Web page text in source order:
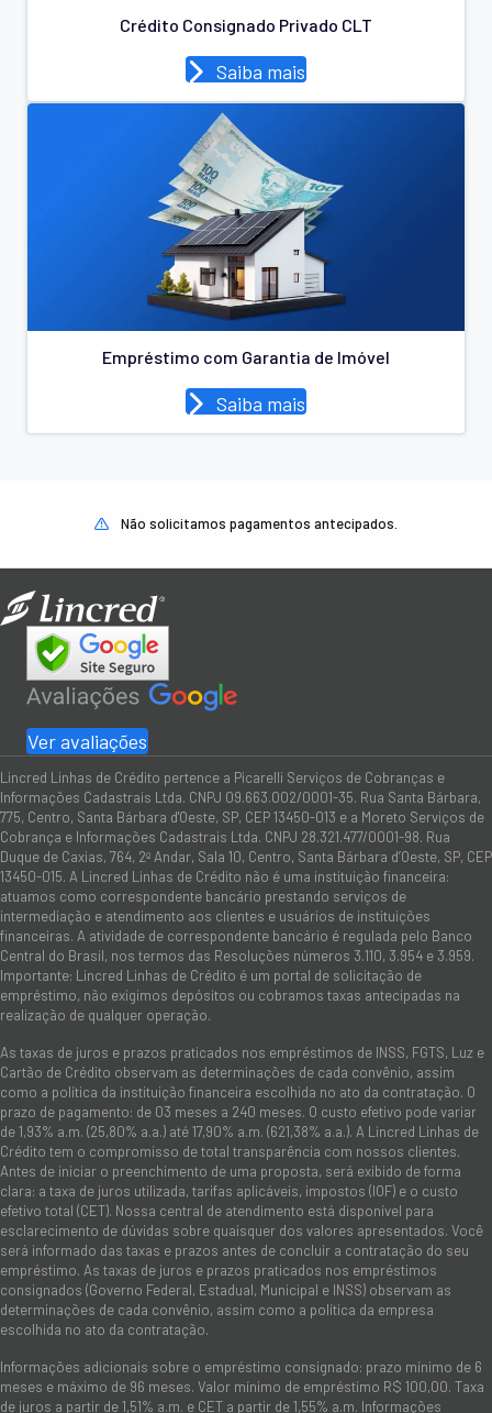
Crédito Consignado Privado CLT
Saiba mais
Empréstimo com Garantia de Imóvel
Saiba mais
Não solicitamos pagamentos antecipados.
Ver avaliações
Lincred Linhas de Crédito pertence a Picarelli Serviços de Cobranças e
Informações Cadastrais Ltda. CNPJ 09.663.002/0001-35. Rua Santa Bárbara,
775, Centro, Santa Bárbara d'Oeste, SP, CEP 13450-013 e a Moreto Serviços de
Cobrança e Informações Cadastrais Ltda. CNPJ 28.321.477/0001-98. Rua
Duque de Caxias, 764, 2º Andar, Sala 10, Centro, Santa Bárbara d’Oeste, SP, CEP
13450-015. A Lincred Linhas de Crédito não é uma instituição financeira:
atuamos como correspondente bancário prestando serviços de
intermediação e atendimento aos clientes e usuários de instituições
financeiras. A atividade de correspondente bancário é regulada pelo Banco
Central do Brasil, nos termos das Resoluções números 3.110, 3.954 e 3.959.
Importante: Lincred Linhas de Crédito é um portal de solicitação de
empréstimo, não exigimos depósitos ou cobramos taxas antecipadas na
realização de qualquer operação.
As taxas de juros e prazos praticados nos empréstimos de INSS, FGTS, Luz e
Cartão de Crédito observam as determinações de cada convênio, assim
como a política da instituição financeira escolhida no ato da contratação. O
prazo de pagamento: de 03 meses a 240 meses. O custo efetivo pode variar
de 1,93% a.m. (25,80% a.a.) até 17,90% a.m. (621,38% a.a.). A Lincred Linhas de
Crédito tem o compromisso de total transparência com nossos clientes.
Antes de iniciar o preenchimento de uma proposta, será exibido de forma
clara: a taxa de juros utilizada, tarifas aplicáveis, impostos (IOF) e o custo
efetivo total (CET). Nossa central de atendimento está disponível para
esclarecimento de dúvidas sobre quaisquer dos valores apresentados. Você
será informado das taxas e prazos antes de concluir a contratação do seu
empréstimo. As taxas de juros e prazos praticados nos empréstimos
consignados (Governo Federal, Estadual, Municipal e INSS) observam as
determinações de cada convênio, assim como a política da empresa
escolhida no ato da contratação.
Informações adicionais sobre o empréstimo consignado: prazo mínimo de 6
meses e máximo de 96 meses. Valor mínimo de empréstimo R$ 100,00. Taxa
de juros a partir de 1,51% a.m. e CET a partir de 1,55% a.m. Informações